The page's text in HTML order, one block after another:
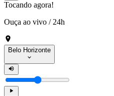
Tocando agora!
Ouça ao vivo / 24h
Belo Horizonte